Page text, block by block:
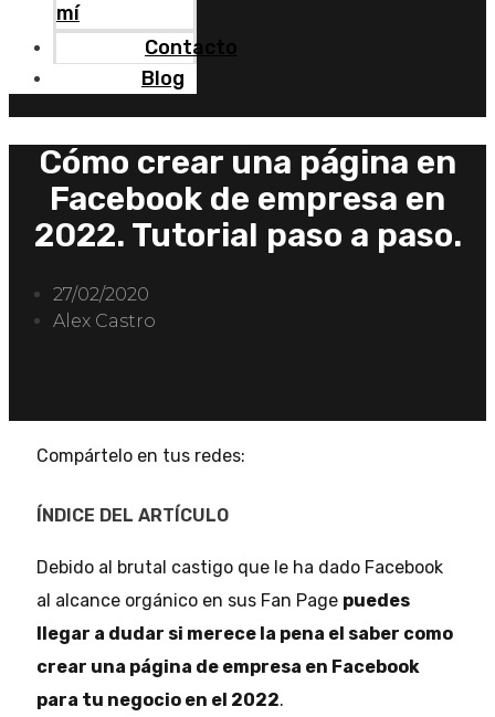
mí
Contacto
Blog
Cómo crear una página en
Facebook de empresa en
2022. Tutorial paso a paso.
27/02/2020
Alex Castro
Compártelo en tus redes:
ÍNDICE DEL ARTÍCULO
Debido al brutal castigo que le ha dado Facebook
al alcance orgánico en sus Fan Page puedes
llegar a dudar si merece la pena el saber como
crear una página de empresa en Facebook
para tu negocio en el 2022.